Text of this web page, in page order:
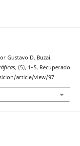
Gustavo D. Buzai.
, (5), 1–5. Recuperado
article/view/97